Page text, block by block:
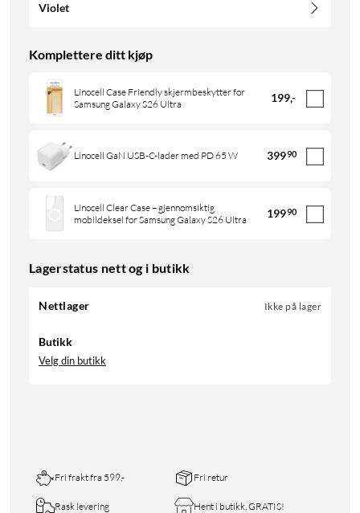
Violet
Komplettere ditt kjøp
Linocell Case Friendly skjermbeskytter for
Samsung Galaxy S26 Ultra
199,-
Linocell GaN USB-C-lader med PD 65 W 39990
Linocell Clear Case – gjennomsiktig
mobildeksel for Samsung Galaxy S26 Ultra
19990
Lagerstatus nett og i butikk
Nettlager Ikke på lager
Butikk
Velg din butikk
Fri frakt fra 599,- Fri retur
Rask levering Hent i butikk, GRATIS!